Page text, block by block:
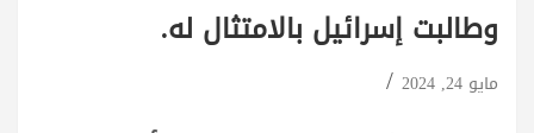
وطالبت إسرائيل بالامتثال له.
مايو 24, 2024